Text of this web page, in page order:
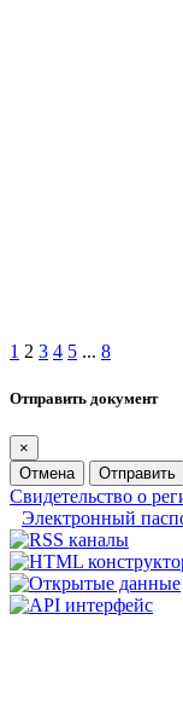
1 2 3 4 5 ... 8
Отправить документ
×
Отмена
Отправить
Свидетельство о
Электронный